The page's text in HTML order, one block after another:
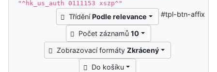
"^hk_us_auth 0111153 xszp^"
Třídění Podle relevance
Počet záznamů 10
Zobrazovací formáty Zkrácený
Do košíku
#tpl-btn-affix